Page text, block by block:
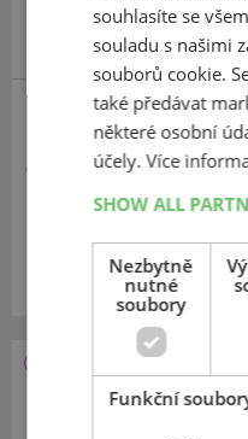
1 407 Kč
Na
souhlasíte se
souladu s našimi
souborů cookie.
také předávat
některé osobní
účely.Více
SHOW ALL
Nezbytně
nutné
soubory
Funkční